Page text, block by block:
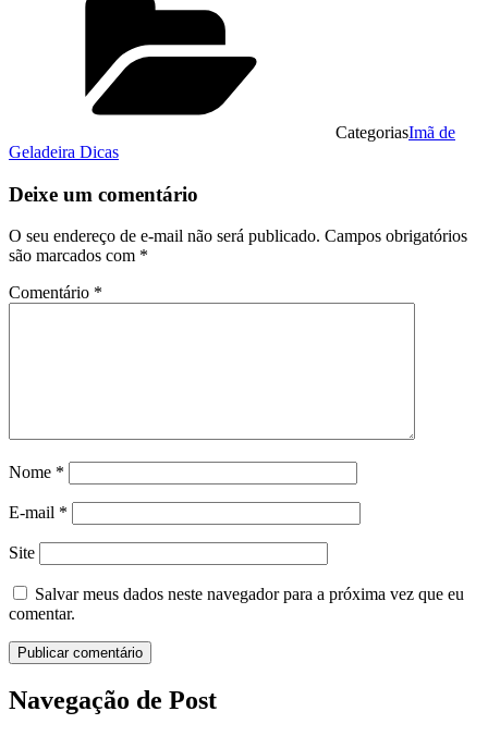
CategoriasImã de
Geladeira Dicas
Deixe um comentário
O seu endereço de e-mail não será publicado. Campos obrigatórios
são marcados com *
Comentário *
Nome *
E-mail *
Site
Salvar meus dados neste navegador para a próxima vez que eu
comentar.
Navegação de Post